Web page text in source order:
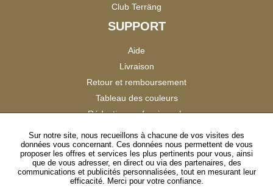
Club Terräng
SUPPORT
Aide
Livraison
Retour et remboursement
Tableau des couleurs
Réduction professionnels
Satisfaction Clients
SUIVEZ-NOUS
Sur notre site, nous recueillons à chacune de vos visites des
données vous concernant. Ces données nous permettent de vous
proposer les offres et services les plus pertinents pour vous, ainsi
que de vous adresser, en direct ou via des partenaires, des
communications et publicités personnalisées, tout en mesurant leur
efficacité. Merci pour votre confiance.